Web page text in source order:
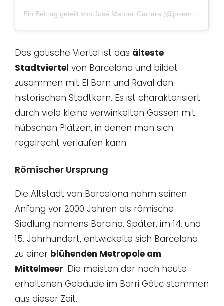
Ein Beitrag geteilt von José Manuel Carrera (@josemanuelbcn)
Das gotische Viertel ist das älteste
Stadtviertel von Barcelona und bildet
zusammen mit El Born und Raval den
historischen Stadtkern. Es ist charakterisiert
durch viele kleine verwinkelten Gassen mit
hübschen Plätzen, in denen man sich
regelrecht verlaufen kann.
Römischer Ursprung
Die Altstadt von Barcelona nahm seinen
Anfang vor 2000 Jahren als römische
Siedlung namens Barcino. Später, im 14. und
15. Jahrhundert, entwickelte sich Barcelona
zu einer blühenden Metropole am
Mittelmeer. Die meisten der noch heute
erhaltenen Gebäude im Barri Gótic stammen
aus dieser Zeit.